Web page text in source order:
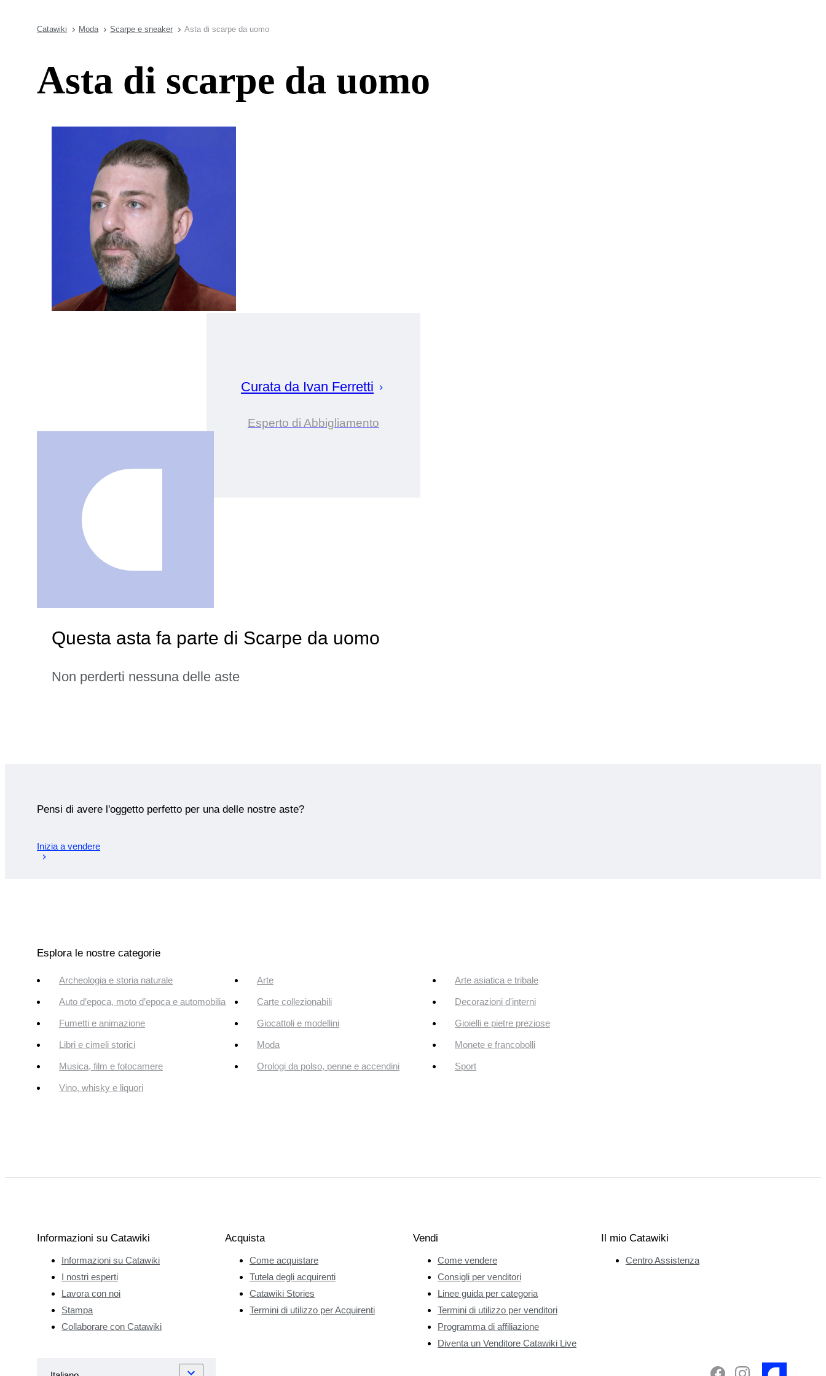
Catawiki Moda Scarpe e sneaker Asta di scarpe da uomo
Asta di scarpe da uomo
Curata da Ivan Ferretti
Esperto di Abbigliamento
Questa asta fa parte di Scarpe da uomo
Non perderti nessuna delle aste
Pensi di avere l'oggetto perfetto per una delle nostre aste?
Inizia a vendere
Esplora le nostre categorie
Archeologia e storia naturale Arte Arte asiatica e tribale
Auto d’epoca, moto d’epoca e automobilia Carte collezionabili Decorazioni d'interni
Fumetti e animazione Giocattoli e modellini Gioielli e pietre preziose
Libri e cimeli storici Moda Monete e francobolli
Musica, film e fotocamere Orologi da polso, penne e accendini Sport
Vino, whisky e liquori
Informazioni su Catawiki
Informazioni su Catawiki
I nostri esperti
Lavora con noi
Stampa
Collaborare con Catawiki
Acquista
Come acquistare
Tutela degli acquirenti
Catawiki Stories
Termini di utilizzo per Acquirenti
Vendi
Come vendere
Consigli per venditori
Linee guida per categoria
Termini di utilizzo per venditori
Programma di affiliazione
Diventa un Venditore Catawiki Live
Il mio Catawiki
Centro Assistenza